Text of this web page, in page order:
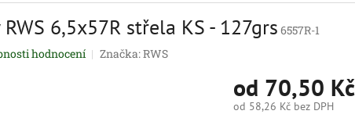
6,5x57R střela KS - 127grs 6557R-1
hodnocení Značka:RWS
od 70,50 Kč
od 58,26 Kčbez DPH